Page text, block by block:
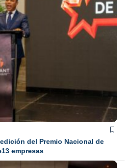
del Premio Nacional de
empresas